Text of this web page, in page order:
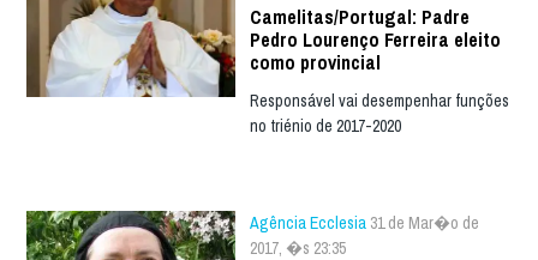
Camelitas/Portugal: Padre
Pedro Lourenço Ferreira eleito
como provincial
Responsável vai desempenhar funções
no triénio de 2017-2020
Agência Ecclesia 31 de Mar�o de
2017, �s 23:35